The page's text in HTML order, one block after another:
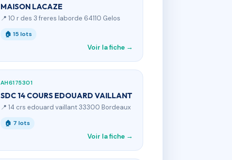
MAISON LACAZE
📍 10 r des 3 freres laborde 64110 Gelos
🏠 15 lots
Voir la fiche →
AH6175301
SDC 14 COURS EDOUARD VAILLANT
📍 14 crs edouard vaillant 33300 Bordeaux
🏠 7 lots
Voir la fiche →